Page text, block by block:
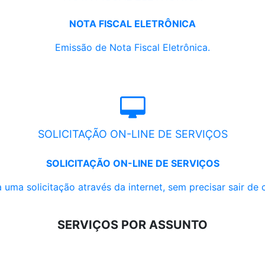
NOTA FISCAL ELETRÔNICA
Emissão de Nota Fiscal Eletrônica.
SOLICITAÇÃO ON-LINE DE SERVIÇOS
SOLICITAÇÃO ON-LINE DE SERVIÇOS
uma solicitação através da internet, sem precisar sair de
SERVIÇOS POR ASSUNTO